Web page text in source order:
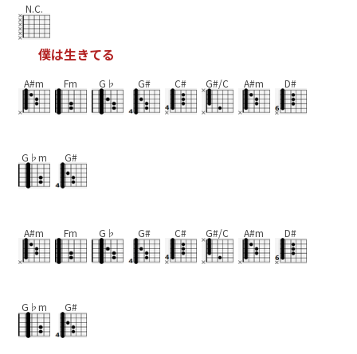
N.C.
僕は生きてる
A#m Fm G♭ G# C# G#/C A#m D#
G♭m G#
A#m Fm G♭ G# C# G#/C A#m D#
G♭m G#